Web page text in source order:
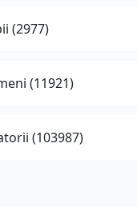
(2977)
(11921)
(103987)